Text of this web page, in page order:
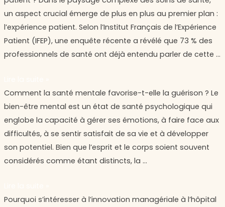
un aspect crucial émerge de plus en plus au premier plan :
l’expérience patient. Selon l’Institut Français de l’Expérience
Patient (IFEP), une enquête récente a révélé que 73 % des
professionnels de santé ont déjà entendu parler de cette …
nous
agir
pour
améliorer
?
Comment la santé mentale favorise-t-elle la guérison ? Le
bien-être mental est un état de santé psychologique qui
englobe la capacité à gérer ses émotions, à faire face aux
difficultés, à se sentir satisfait de sa vie et à développer
son potentiel. Bien que l’esprit et le corps soient souvent
considérés comme étant distincts, la …
Comment
la
santé
mentale
favorise-
t-
guérison
Pourquoi s’intéresser à l’innovation managériale à l’hôpital
Pourquoi